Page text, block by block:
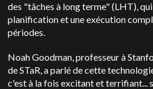
des "tâches à long terme" (LHT),
planification et une exécution
périodes.
Noah Goodman, professeur à
de STaR, a parlé de cette
c'est à la fois excitant et terrifiant...